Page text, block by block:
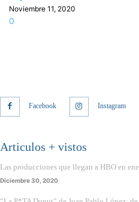
Noviembre 11, 2020
0
Facebook Instagram
Articulos + vistos
Las producciones que llegan a HBO en
Diciembre 30, 2020